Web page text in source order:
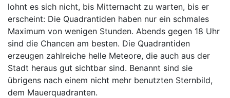
lohnt es sich nicht, bis Mitternacht zu warten, bis er
erscheint: Die Quadrantiden haben nur ein schmales
Maximum von wenigen Stunden. Abends gegen 18 Uhr
sind die Chancen am besten. Die Quadrantiden
erzeugen zahlreiche helle Meteore, die auch aus der
Stadt heraus gut sichtbar sind. Benannt sind sie
übrigens nach einem nicht mehr benutzten Sternbild,
dem Mauerquadranten.